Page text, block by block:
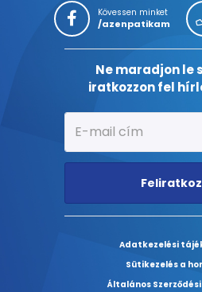
Kövessen minket
/azenpatikam
Ne maradjon le
iratkozzon fel
Adatkezelési
Sütikezelés a
Általános